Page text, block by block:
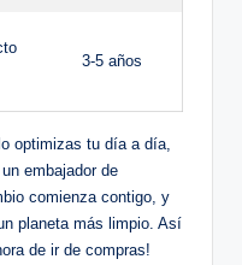
3-5 años
optimizas tu día a día,
embajador de
comienza contigo, y
planeta más limpio. Así
de ir de compras!